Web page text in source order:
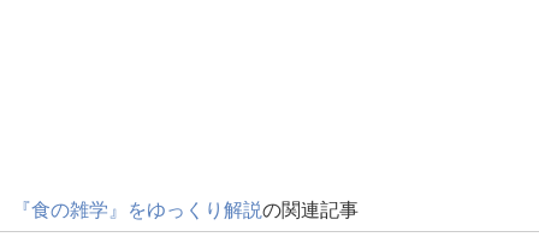
『食の雑学』をゆっくり解説の関連記事